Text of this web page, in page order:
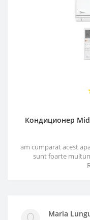
Кондиционер
am cumparat acest
sunt foarte
Maria